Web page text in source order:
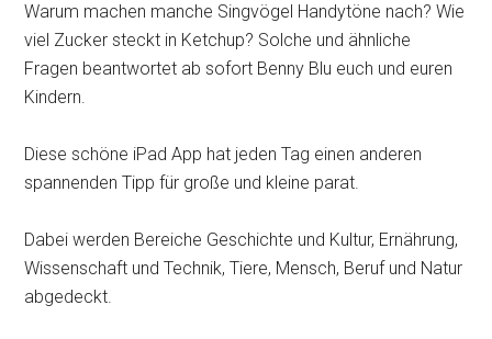
Warum machen manche Singvögel Handytöne nach? Wie
viel Zucker steckt in Ketchup? Solche und ähnliche
Fragen beantwortet ab sofort Benny Blu euch und euren
Kindern.
Diese schöne iPad App hat jeden Tag einen anderen
spannenden Tipp für große und kleine parat.
Dabei werden Bereiche Geschichte und Kultur, Ernährung,
Wissenschaft und Technik, Tiere, Mensch, Beruf und Natur
abgedeckt.